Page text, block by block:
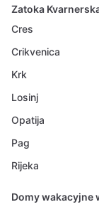
Zatoka
Cres
Crikvenica
Krk
Losinj
Opatija
Pag
Rijeka
Domy wakacyjne